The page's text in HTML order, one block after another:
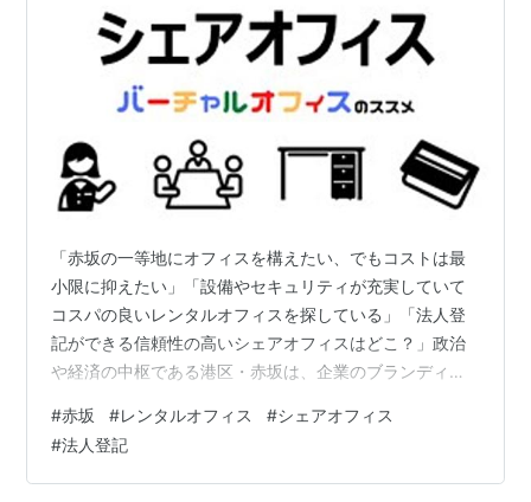
「赤坂の一等地にオフィスを構えたい、でもコストは最
小限に抑えたい」「設備やセキュリティが充実していて
コスパの良いレンタルオフィスを探している」「法人登
記ができる信頼性の高いシェアオフィスはどこ？」政治
や経済の中枢である港区・赤坂は、企業のブランディン
を借りるとなれば月数十万円の固定費がかかることもあ
ります。この記事を読めば、登記住所のパフォーマンス
を落とすことなく、最短3日で赤坂にリーズナブルな価格
#赤坂 #レンタルオフィス #シェアオフィス
#法人登記